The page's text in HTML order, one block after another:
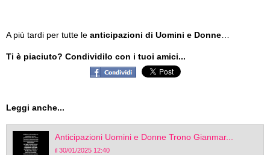
A più tardi per tutte le anticipazioni di Uomini e Donne
Ti è piaciuto? Condividilo con i tuoi amici...
Leggi anche...
Anticipazioni Uomini e Donne Trono Gianmar...
il 30/01/2025 12:40